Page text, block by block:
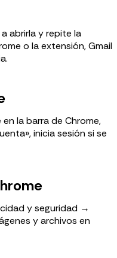
abrirla y repite la
o la extensión, Gmail
la barra de Chrome,
inicia sesión si se
y seguridad →
y archivos en